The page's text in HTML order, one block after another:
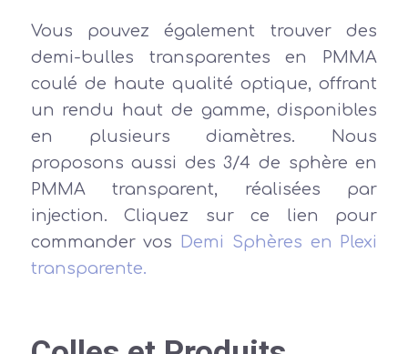
Vous pouvez également trouver des
demi-bulles transparentes en PMMA
coulé de haute qualité optique, offrant
un rendu haut de gamme, disponibles
en plusieurs diamètres. Nous
proposons aussi des 3/4 de sphère en
PMMA transparent, réalisées par
injection. Cliquez sur ce lien pour
commander vos
Demi Sphères en Plexi
transparente.